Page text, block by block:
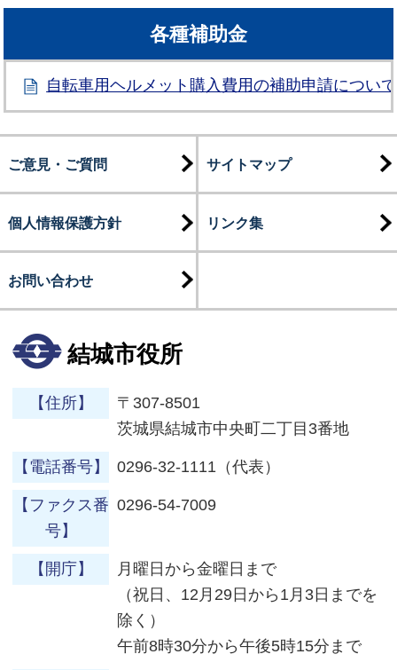
各種補助金
自転車用ヘルメット購入費用の補助申請について
ご意見・ご質問 サイトマップ
個人情報保護方針 リンク集
お問い合わせ
結城市役所
【住所】
〒307-8501
茨城県結城市中央町二丁目3番地
【電話番号】 0296-32-1111（代表）
【ファクス番
号】
0296-54-7009
【開庁】
月曜日から金曜日まで
（祝日、12月29日から1月3日までを
除く）
午前8時30分から午後5時15分まで